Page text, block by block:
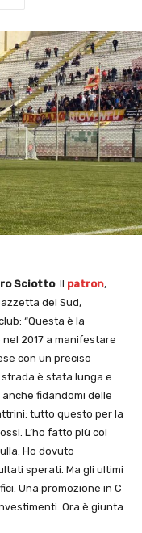
Sciotto. Il patron,
del Sud,
“Questa è la
2017 a manifestare
con un preciso
è stata lunga e
fidandomi delle
tutto questo per la
L’ho fatto più col
Ho dovuto
sperati. Ma gli ultimi
Una promozione in C
Ora è giunta